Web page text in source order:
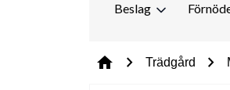
Beslag
home chevron_right Trädgård chevron_right